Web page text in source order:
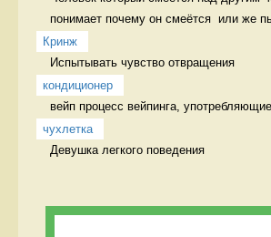
понимает почему он смеётся  или же
Кринж
Испытывать чувство отвращения
кондиционер
вейп процесс вейпинга,
чухлетка
Девушка легкого поведения